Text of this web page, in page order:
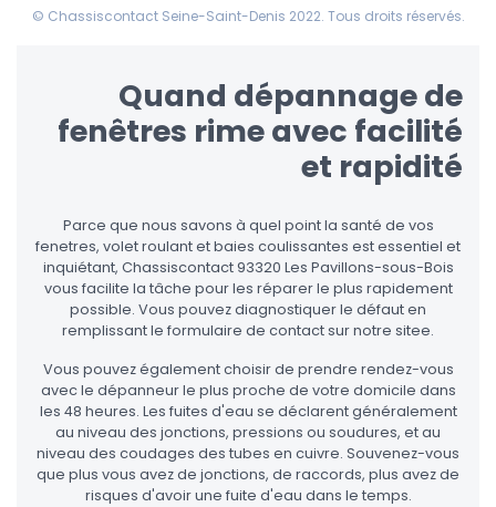
© Chassiscontact Seine-Saint-Denis 2022. Tous droits réservés.
Quand dépannage de
fenêtres rime avec facilité
et rapidité
Parce que nous savons à quel point la santé de vos
fenetres, volet roulant et baies coulissantes est essentiel et
inquiétant, Chassiscontact 93320 Les Pavillons-sous-Bois
vous facilite la tâche pour les réparer le plus rapidement
possible. Vous pouvez diagnostiquer le défaut en
remplissant le formulaire de contact sur notre sitee.
Vous pouvez également choisir de prendre rendez-vous
avec le dépanneur le plus proche de votre domicile dans
les 48 heures. Les fuites d'eau se déclarent généralement
au niveau des jonctions, pressions ou soudures, et au
niveau des coudages des tubes en cuivre. Souvenez-vous
que plus vous avez de jonctions, de raccords, plus avez de
risques d'avoir une fuite d'eau dans le temps.